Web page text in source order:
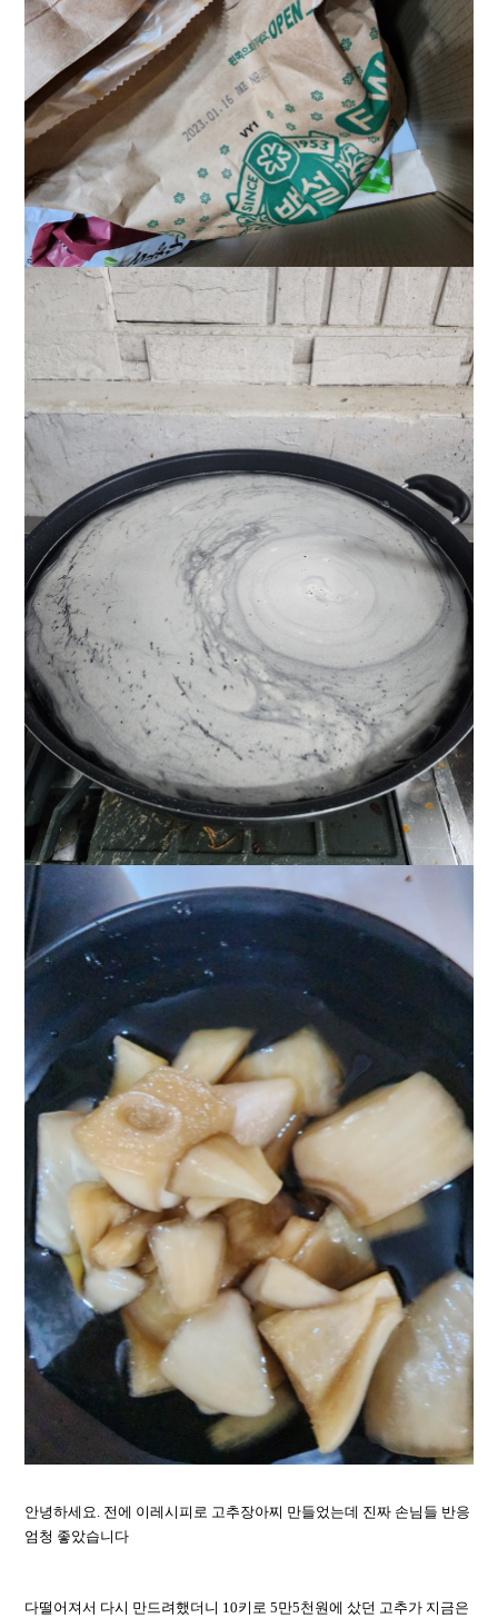
안녕하세요. 전에 이레시피로 고추장아찌 만들었는데 진짜 손님들 반응
엄청 좋았습니다
다떨어져서 다시 만드려했더니 10키로 5만5천원에 샀던 고추가 지금은